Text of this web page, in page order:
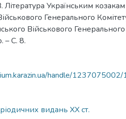
Українським
Генерального
Військового
– С. 8.
handle/
видань ХХ ст.